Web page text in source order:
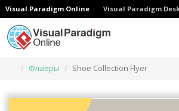
Visual Paradigm Online Visual Paradigm
Флаеры
Shoe Collection Flyer